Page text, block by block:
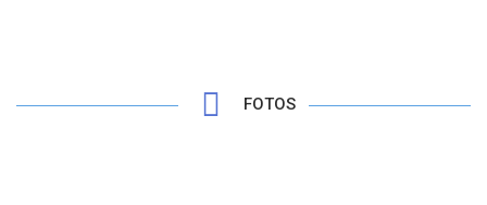
FOTOS